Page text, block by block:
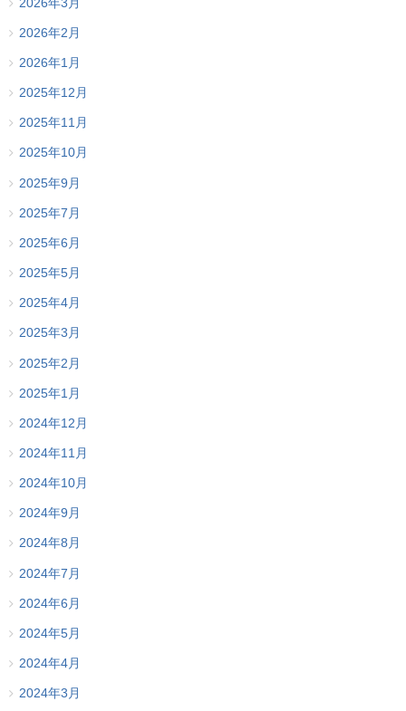
2026年3月
2026年2月
2026年1月
2025年12月
2025年11月
2025年10月
2025年9月
2025年7月
2025年6月
2025年5月
2025年4月
2025年3月
2025年2月
2025年1月
2024年12月
2024年11月
2024年10月
2024年9月
2024年8月
2024年7月
2024年6月
2024年5月
2024年4月
2024年3月